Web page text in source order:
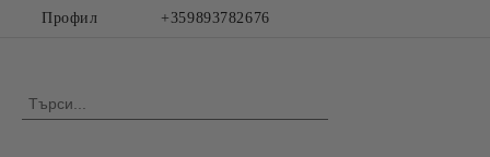
Профил +359893782676